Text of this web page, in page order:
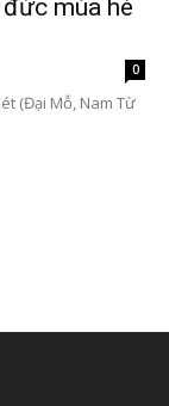
mùa hè
0
(Đại Mỗ, Nam Từ